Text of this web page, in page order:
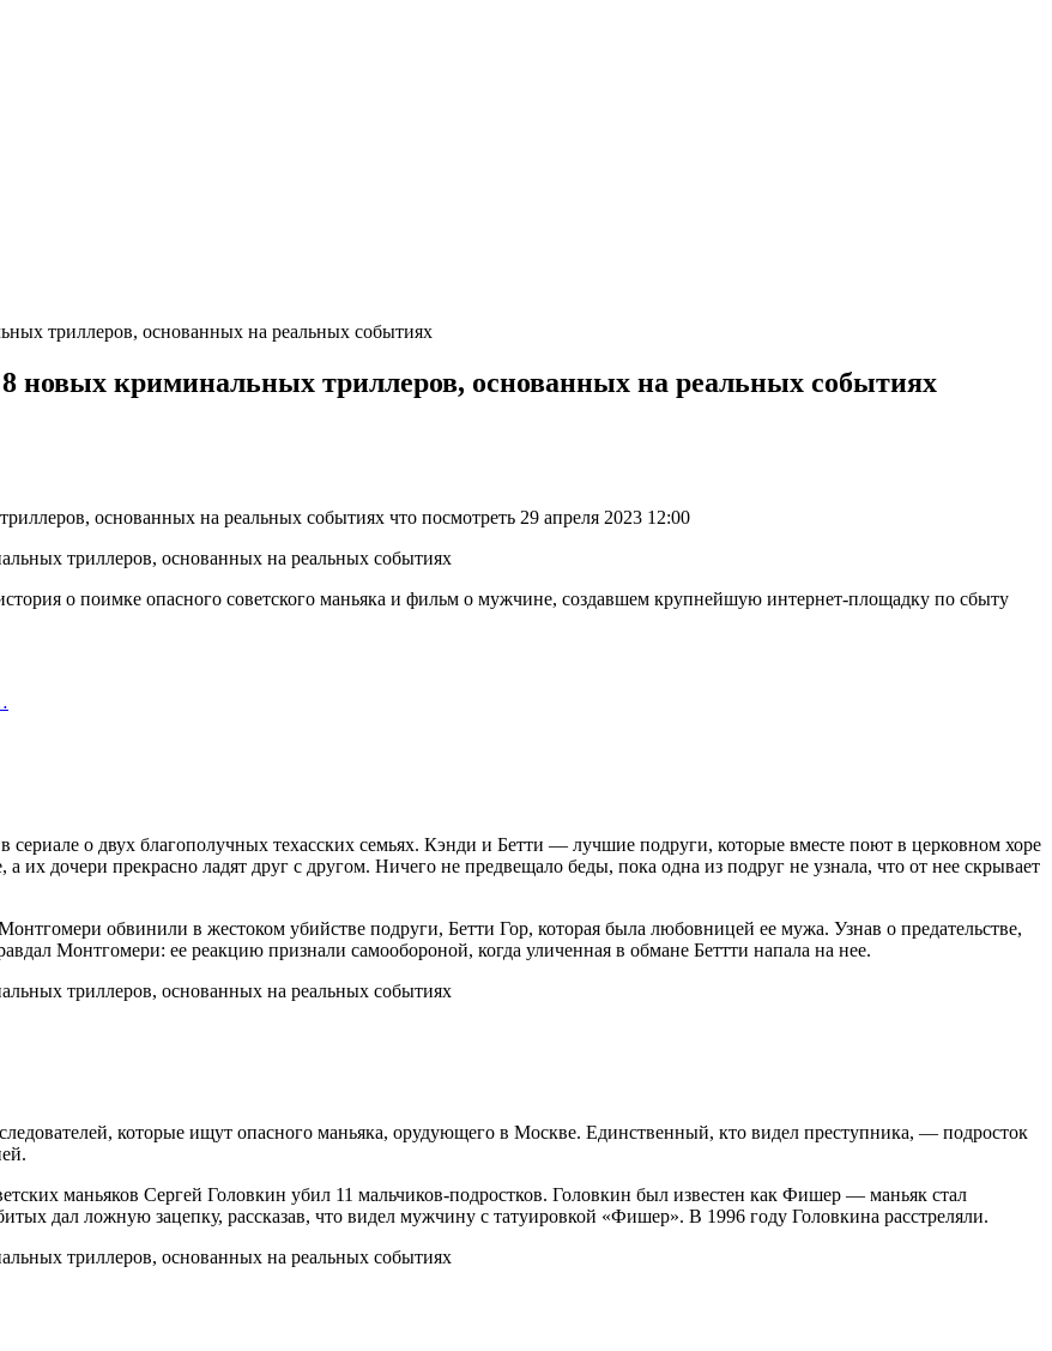
триллеров, основанных на реальных событиях
криминальных триллеров, основанных на реальных событиях
основанных на реальных событиях что посмотреть 29 апреля 2023 12:00
о поимке опасного советского маньяка и фильм о мужчине, создавшем крупнейшую интернет-площадку по сбыту
в сериале о двух благополучных техасских семьях. Кэнди и Бетти — лучшие подруги, которые вместе поют в церковном хоре
их дочери прекрасно ладят друг с другом. Ничего не предвещало беды, пока одна из подруг не узнала, что от нее скрывает
обвинили в жестоком убийстве подруги, Бетти Гор, которая была любовницей ее мужа. Узнав о предательстве,
Монтгомери: ее реакцию признали самообороной, когда уличенная в обмане Беттти напала на нее.
которые ищут опасного маньяка, орудующего в Москве. Единственный, кто видел преступника, — подросток
маньяков Сергей Головкин убил 11 мальчиков-подростков. Головкин был известен как Фишер — маньяк стал
дал ложную зацепку, рассказав, что видел мужчину с татуировкой «Фишер». В 1996 году Головкина расстреляли.